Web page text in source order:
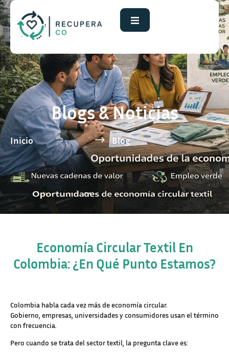
Blogs & Noticias
Inicio Blog
Economía Circular Textil En
Colombia: ¿en Qué Punto Estamos?
Colombia habla cada vez más de economía circular.
Gobierno, empresas, universidades y consumidores usan el término
con frecuencia.
Pero cuando se trata del sector textil, la pregunta clave es: